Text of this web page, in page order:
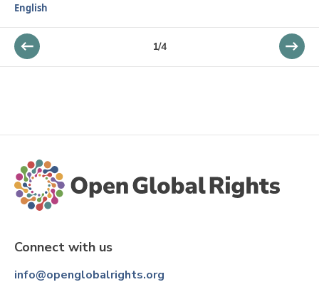
English
1/4
Connect with us
info@openglobalrights.org